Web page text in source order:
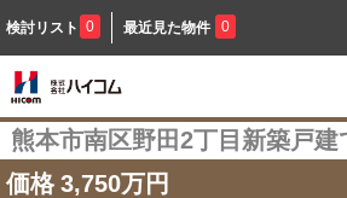
検討リスト 0 最近見た物件 0
熊本市南区野田2丁目新築戸建
価格 3,750万円